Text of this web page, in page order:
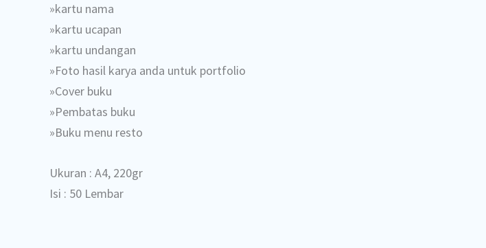
»kartu nama
»kartu ucapan
»kartu undangan
»Foto hasil karya anda untuk portfolio
»Cover buku
»Pembatas buku
»Buku menu resto
Ukuran : A4, 220gr
Isi : 50 Lembar